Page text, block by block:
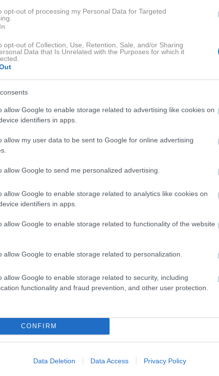
opt-out of processing my Personal Data for Targeted
opt-out of Collection, Use, Retention, Sale, and/or Sharing
Data that Is Unrelated with the Purposes for which it
allow Google to enable storage related to advertising like cookies on
identifiers in apps.
allow my user data to be sent to Google for online advertising
allow Google to send me personalized advertising.
allow Google to enable storage related to analytics like cookies on
identifiers in apps.
allow Google to enable storage related to functionality of the website
allow Google to enable storage related to personalization.
allow Google to enable storage related to security, including
functionality and fraud prevention, and other user protection.
CONFIRM
Data Deletion Data Access Privacy Policy
ιδέες, αλλά κράτησε κοντά σου όσους σε
στα συναισθήματά σου. Απομόνωση για λίγο
με εμπιστευτικά άτομα θα φέρει ισορροπία
NEWS